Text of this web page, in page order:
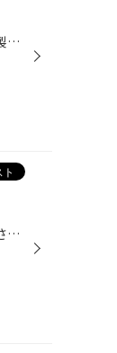
本格的な冬ももう間近！ 冬ワイパーのご準備はお済みですか！？ 冬ワイパーもゴム製品なので、年数が経つと劣化 します！ 劣化した冬ワイパーを使用し続けると、 ・窓の拭き取りができない ・フロントガラス、リアガラスが傷付く など 大事なお車の修理の原因に！ 交換目安は2シーズンです★ ★☆★☆★☆★...
皆様こんにちは！ 冬タイヤへの交換はお済みですか？ タイヤの溝が無くなるのは皆さんご存知と思いますが、 ホイールも劣化するんですよ！ こちらが劣化したホイールです！ 原因は… ホイールにずっとタイヤのゴムが当たって劣化したり、 安価なホイールだと融雪剤で錆びたり…。 ホイールもタイヤと...